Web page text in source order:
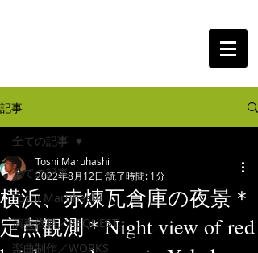
記事
全ての記事
Toshi Maruhashi
演奏依頼／REQUEST
楽曲制作／WORKS
全ての記事
横浜、赤煉瓦倉庫の夜景＊
定点観測＊Night view of red
Toshi Maruhashi
2022年8月12日 読了時間: 1分